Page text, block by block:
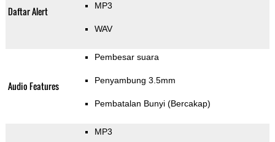
Daftar Alert MP3
WAV
Audio Features
Pembesar suara
Penyambung 3.5mm
Pembatalan Bunyi (Bercakap)
MP3